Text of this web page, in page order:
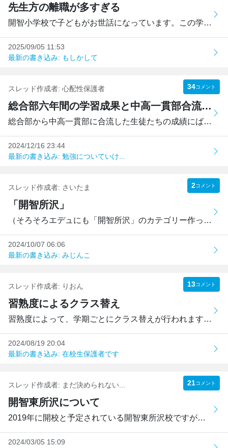
先生方の離職が多すぎる
開智小学校で子どもがお世話になっています。この学校は熱心...
2025/09/05 11:53
最新の書き込み: もしかして
スレッド作成者: 心配性保護者 34コメント
総合部六年間の学習成果と中高一貫部合流時のレベルギャップ
総合部から中高一貫部に合流した生徒たちの成績にばらつきが...
2024/12/16 23:44
最新の書き込み: 勉強についていけ...
スレッド作成者: さいたま 2コメント
「開智所沢」
（そろそろエデュにも「開智所沢」のカテゴリー作って欲しい...
2024/10/07 06:06
最新の書き込み: みじんこ
スレッド作成者: りおん 13コメント
習熟度によるクラス替え
習熟度によって、学期ごとにクラス替えが行われますが、教員...
2024/08/19 20:04
最新の書き込み: 在校生保護者です
スレッド作成者: まだ決められない... 21コメント
開智東所沢について
2019年に開校と予定されている開智東所沢校ですが、現総合部...
2024/03/05 15:09